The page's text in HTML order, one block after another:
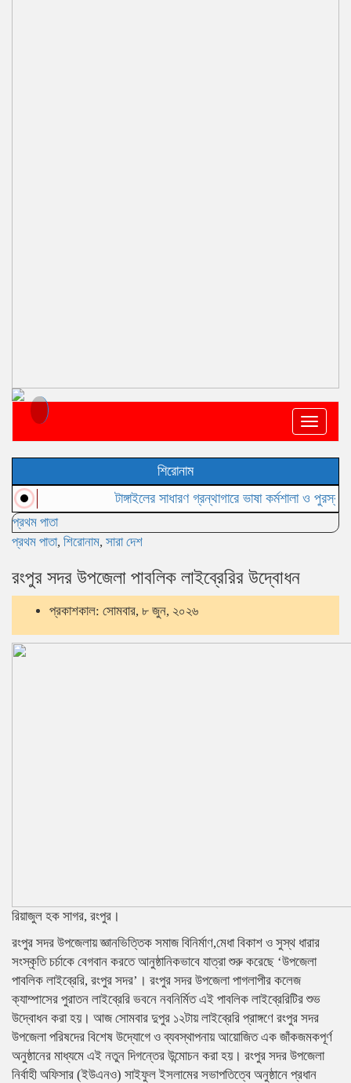
Toggle
শিরোনাম
টাঙ্গাইলের সাধারণ গ্রন্থাগারে ভাষা কর্মশালা ও পুরস্কার
প্রথম পাতা
প্রথম পাতা, শিরোনাম, সারা দেশ
রংপুর সদর উপজেলা পাবলিক লাইব্রেরির উদ্বোধন
প্রকাশকাল: সোমবার, ৮ জুন, ২০২৬
রিয়াজুল হক সাগর, রংপুর।
রংপুর সদর উপজেলায় জ্ঞানভিত্তিক সমাজ বিনির্মাণ,মেধা বিকাশ ও সুস্থ ধারার
সংস্কৃতি চর্চাকে বেগবান করতে আনুষ্ঠানিকভাবে যাত্রা শুরু করেছে ‘উপজেলা
পাবলিক লাইব্রেরি, রংপুর সদর’। রংপুর সদর উপজেলা পাগলাপীর কলেজ
ক্যাম্পাসের পুরাতন লাইব্রেরি ভবনে নবনির্মিত এই পাবলিক লাইব্রেরিটির শুভ
উদ্বোধন করা হয়। আজ সোমবার দুপুর ১২টায় লাইব্রেরি প্রাঙ্গণে রংপুর সদর
উপজেলা পরিষদের বিশেষ উদ্যোগে ও ব্যবস্থাপনায় আয়োজিত এক জাঁকজমকপূর্ণ
অনুষ্ঠানের মাধ্যমে এই নতুন দিগন্তের উন্মোচন করা হয়। রংপুর সদর উপজেলা
নির্বাহী অফিসার (ইউএনও) সাইফুল ইসলামের সভাপতিত্বে অনুষ্ঠানে প্রধান